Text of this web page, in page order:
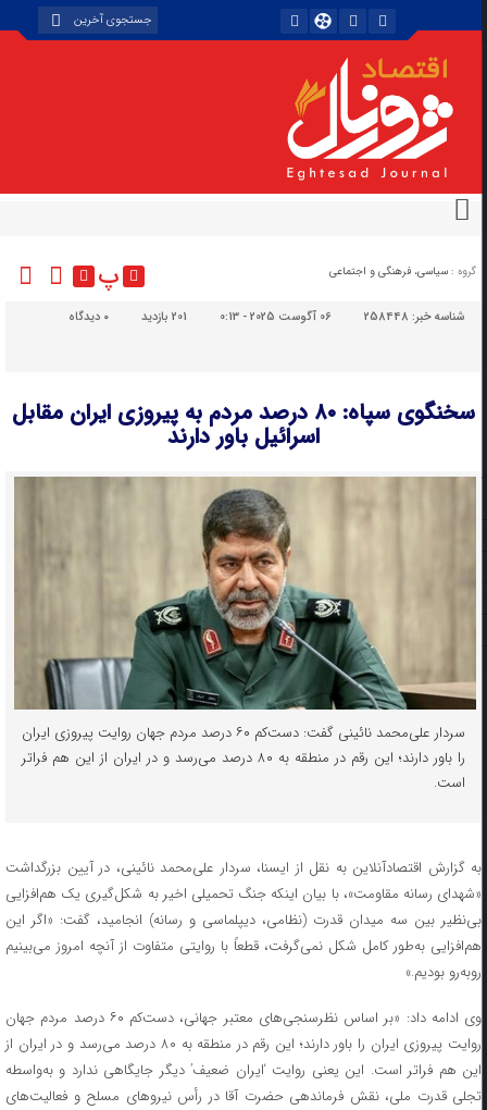
گروه : سیاسی، فرهنگی و اجتماعی پ
شناسه خبر:258448 06 آگوست 2025 - 0:13 201 بازدید دیدگاه
سخنگوی سپاه: ۸۰ درصد مردم به پیروزی ایران مقابل
اسرائیل باور دارند
سردار علی‌محمد نائینی گفت: دست‌کم ۶۰ درصد مردم جهان روایت پیروزی ایران
را باور دارند؛ این رقم در منطقه به ۸۰ درصد می‌رسد و در ایران از این هم فراتر
است.
به گزارش اقتصادآنلاین به نقل از ایسنا، سردار علی‌محمد نائینی، در آیین بزرگداشت
«شهدای رسانه مقاومت»، با بیان اینکه جنگ تحمیلی اخیر به شکل‌گیری یک هم‌افزایی
بی‌نظیر بین سه میدان قدرت (نظامی، دیپلماسی و رسانه) انجامید، گفت: «اگر این
هم‌افزایی به‌طور کامل شکل نمی‌گرفت، قطعاً با روایتی متفاوت از آنچه امروز می‌بینیم
روبه‌رو بودیم.»
وی ادامه داد: «بر اساس نظرسنجی‌های معتبر جهانی، دست‌کم ۶۰ درصد مردم جهان
روایت پیروزی ایران را باور دارند؛ این رقم در منطقه به ۸۰ درصد می‌رسد و در ایران از
این هم فراتر است. این یعنی روایت ‘ایران ضعیف’ دیگر جایگاهی ندارد و به‌واسطه
تجلی قدرت ملی، نقش فرماندهی حضرت آقا در رأس نیروهای مسلح و فعالیت‌های